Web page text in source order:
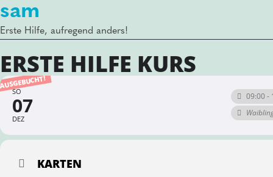
sam
Erste Hilfe, aufregend anders!
ERSTE HILFE KURS
SO
07
DEZ
09:00 -
KARTEN